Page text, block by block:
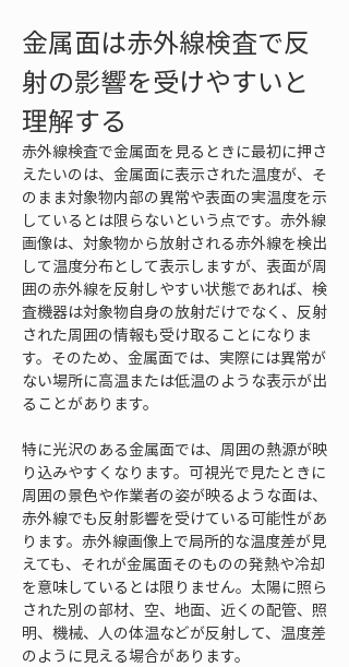
金属面は赤外線検査で反
射の影響を受けやすいと
理解する
赤外線検査で金属面を見るときに最初に押さ
えたいのは、金属面に表示された温度が、そ
のまま対象物内部の異常や表面の実温度を示
しているとは限らないという点です。赤外線
画像は、対象物から放射される赤外線を検出
して温度分布として表示しますが、表面が周
囲の赤外線を反射しやすい状態であれば、検
査機器は対象物自身の放射だけでなく、反射
された周囲の情報も受け取ることになりま
す。そのため、金属面では、実際には異常が
ない場所に高温または低温のような表示が出
ることがあります。
特に光沢のある金属面では、周囲の熱源が映
り込みやすくなります。可視光で見たときに
周囲の景色や作業者の姿が映るような面は、
赤外線でも反射影響を受けている可能性があ
ります。赤外線画像上で局所的な温度差が見
えても、それが金属面そのものの発熱や冷却
を意味しているとは限りません。太陽に照ら
された別の部材、空、地面、近くの配管、照
明、機械、人の体温などが反射して、温度差
のように見える場合があります。